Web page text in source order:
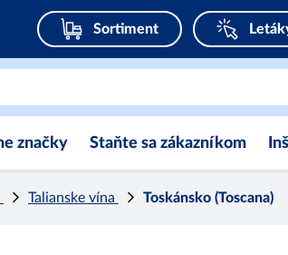
Sortiment
značky Staňte sa zákazníkom
Talianske vína Toskánsko (Toscana)